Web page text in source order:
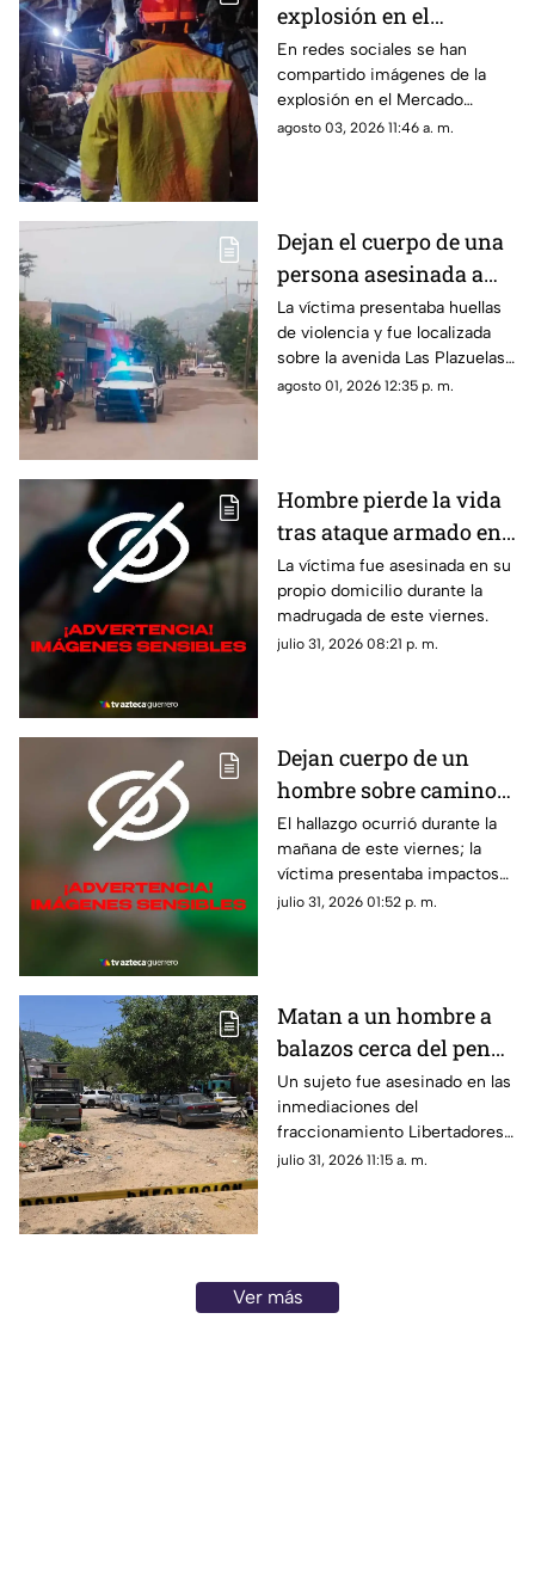
explosión en el
Mercado Central de
Acapulco que dejó
varios locales
afectados
En redes sociales se han
compartido imágenes de la
explosión en el Mercado
Central de Acapulco que dejó
agosto 03, 2026 11:46 a. m.
Dejan el cuerpo de una
persona asesinada a
balazos en la Sabana
La víctima presentaba huellas
de violencia y fue localizada
sobre la avenida Las Plazuelas
durante la madrugada.
agosto 01, 2026 12:35 p. m.
Hombre pierde la vida
tras ataque armado en
suburbio de Acapulco
La víctima fue asesinada en su
propio domicilio durante la
madrugada de este viernes.
julio 31, 2026 08:21 p. m.
Dejan cuerpo de un
hombre sobre camino
de terracería en Iguala
El hallazgo ocurrió durante la
mañana de este viernes; la
víctima presentaba impactos
de bala.
julio 31, 2026 01:52 p. m.
Matan a un hombre a
balazos cerca del penal
de Acapulco
Un sujeto fue asesinado en las
inmediaciones del
fraccionamiento Libertadores
durante la tarde de este
julio 31, 2026 11:15 a. m.
Ver más